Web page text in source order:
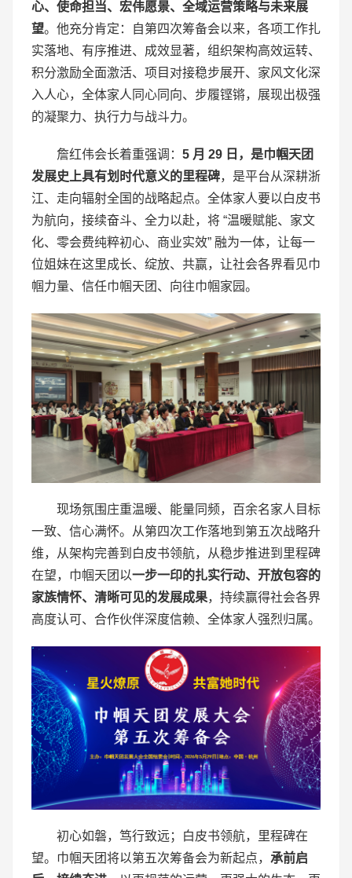
心、使命担当、宏伟愿景、全域运营策略与未来展
望。他充分肯定：自第四次筹备会以来，各项工作扎
实落地、有序推进、成效显著，组织架构高效运转、
积分激励全面激活、项目对接稳步展开、家风文化深
入人心，全体家人同心同向、步履铿锵，展现出极强
的凝聚力、执行力与战斗力。
詹红伟会长着重强调： 5 月 29 日，是巾帼天团
发展史上具有划时代意义的里程碑，是平台从深耕浙
江、走向辐射全国的战略起点。全体家人要以白皮书
为航向，接续奋斗、全力以赴，将 “温暖赋能、家文
化、零会费纯粹初心、商业实效” 融为一体，让每一
位姐妹在这里成长、绽放、共赢，让社会各界看见巾
帼力量、信任巾帼天团、向往巾帼家园。
现场氛围庄重温暖、能量同频，百余名家人目标
一致、信心满怀。从第四次工作落地到第五次战略升
维，从架构完善到白皮书领航，从稳步推进到里程碑
在望，巾帼天团以一步一印的扎实行动、开放包容的
家族情怀、清晰可见的发展成果，持续赢得社会各界
高度认可、合作伙伴深度信赖、全体家人强烈归属。
初心如磐，笃行致远；白皮书领航，里程碑在
望。巾帼天团将以第五次筹备会为新起点， 承前启